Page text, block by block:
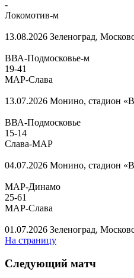
-
Локомотив-м
13.08.2026 Зеленоград,
ВВА-Подмосковье-м
19-41
МАР-Слава
13.07.2026 Монино, стадион
ВВА-Подмосковье
15-14
Слава-МАР
04.07.2026 Монино, стадион
МАР-Динамо
25-61
МАР-Слава
01.07.2026 Зеленоград,
На страницу
Следующий матч